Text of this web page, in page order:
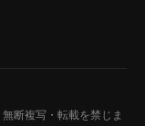
無断複写・転載を禁じま